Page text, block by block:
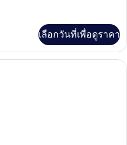
เลือกวันที่เพื่อดูราคา
ผ้าปูที่นอนฝ้ายอียิปต์, เครื่องนอนระดับ